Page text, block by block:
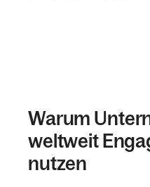
Warum
weltweit
nutzen